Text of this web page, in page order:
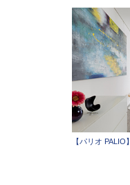
【パリオ PALIO】